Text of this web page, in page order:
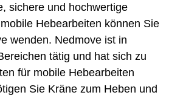
sichere und hochwertige
Hebearbeiten können Sie
wenden. Nedmove ist in
tätig und hat sich zu
für mobile Hebearbeiten
Sie Kräne zum Heben und